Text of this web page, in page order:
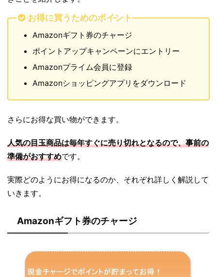
お得に買うためのポイント
Amazonギフト券のチャージ
ポイントアップキャンペーンにエントリー
Amazonプライム会員に登録
Amazonショッピングアプリをダウンロード
さらにお得な買い物ができます。
人気の目玉商品は毎年すぐに売り切れとなるので、事前の
準備がおすすめです。
実際どのようにお得になるのか、それぞれ詳しく解説して
いきます。
Amazonギフト券のチャージ